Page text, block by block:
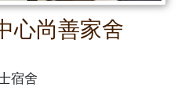
心尚善家舍
宿舍